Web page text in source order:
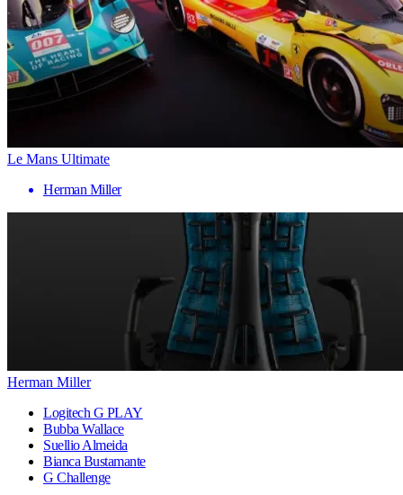
Le Mans Ultimate
Herman Miller
Herman Miller
Logitech G PLAY
Bubba Wallace
Suellio Almeida
Bianca Bustamante
G Challenge